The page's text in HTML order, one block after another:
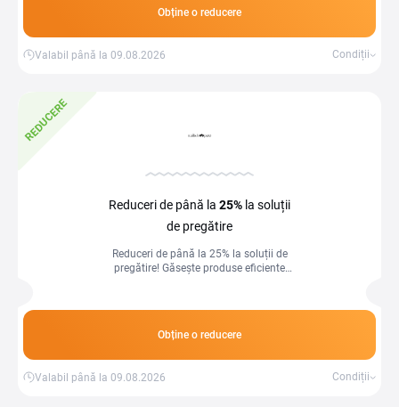
Obține o reducere
Valabil până la 09.08.2026 Condiții
REDUCERE
Reduceri de până la 25% la soluții
de pregătire
Reduceri de până la 25% la soluții de
pregătire! Găsește produse eficiente
Obține o reducere
Valabil până la 09.08.2026 Condiții